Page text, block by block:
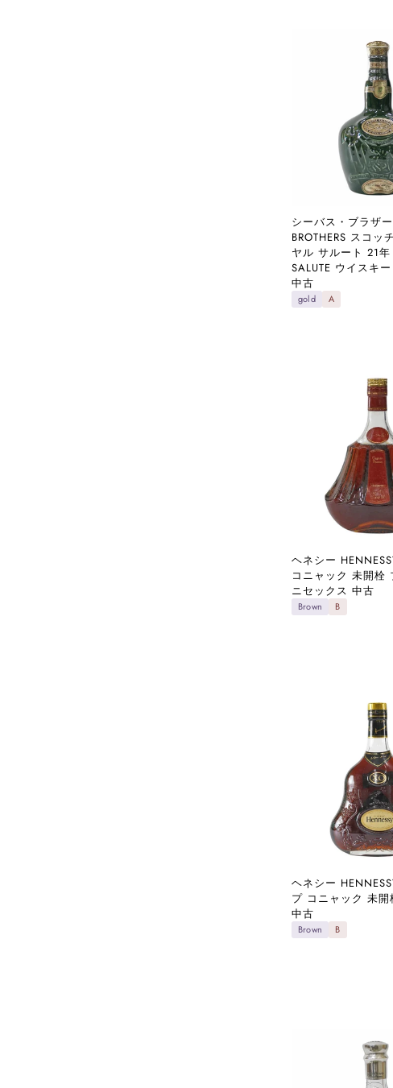
シーバス・ブラザ
BROTHERS スコッ
ヤル サルート 21年
SALUTE ウイスキ
中古
gold A
ヘネシー
コニャック 未開栓
ニセックス 中古
Brown B
ヘネシー
プ コニャック 未開
中古
Brown B